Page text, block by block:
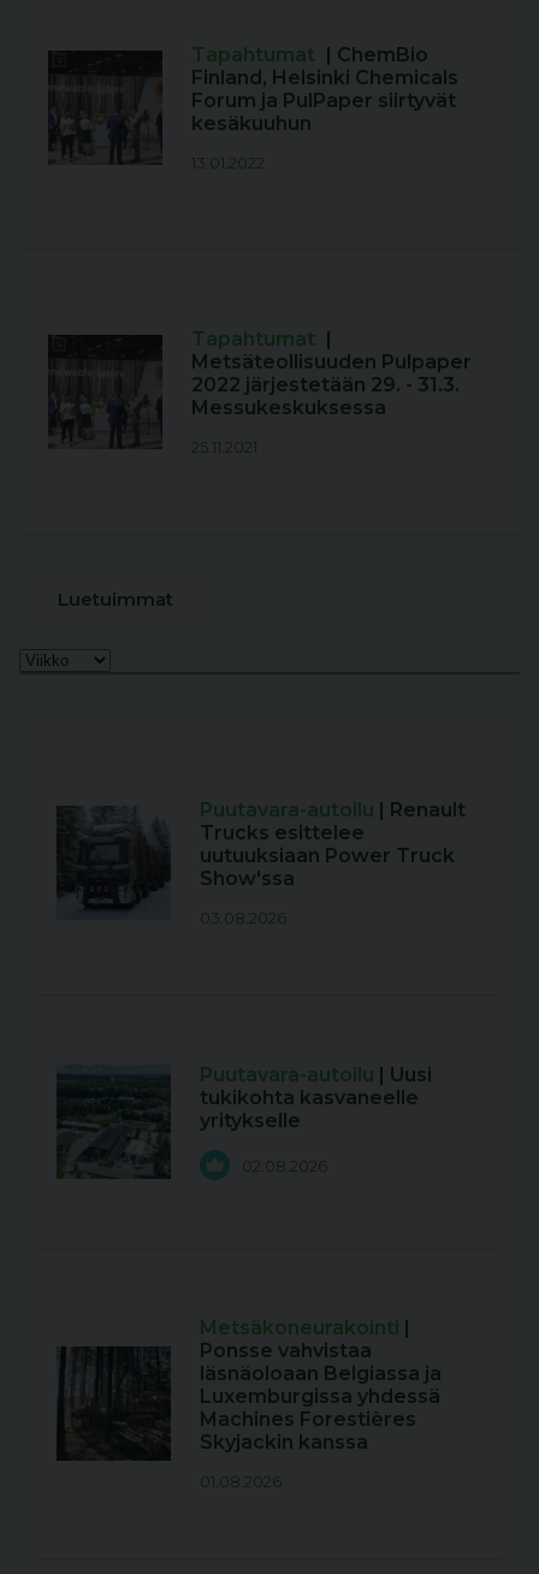
Tapahtumat | ChemBio
Finland, Helsinki Chemicals
Forum ja PulPaper siirtyvät
kesäkuuhun
13.01.2022
Tapahtumat |
Metsäteollisuuden Pulpaper
2022 järjestetään 29. - 31.3.
Messukeskuksessa
25.11.2021
Luetuimmat
Puutavara-autoilu
| Renault
Trucks esittelee
uutuuksiaan Power Truck
Show'ssa
03.08.2026
Puutavara-autoilu
| Uusi
tukikohta kasvaneelle
yritykselle
02.08.2026
Metsäkoneurakointi
Ponsse vahvistaa
läsnäoloaan Belgiassa ja
Luxemburgissa yhdessä
Machines Forestières
Skyjackin kanssa
01.08.2026